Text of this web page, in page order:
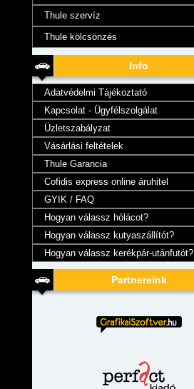
Thule szervíz
Thule kölcsönzés
Info
Adatvédelmi Tájékoztató
Kapcsolat - Ügyfélszolgálat
Üzletszabályzat
Vásárlási feltételek
Thule Garancia
Cofidis express online áruhitel
GYIK / FAQ
Hogyan válassz hólácot?
Hogyan válassz kutyaszállítót?
Hogyan válassz kerékpár-utánfutót?
Partnereink